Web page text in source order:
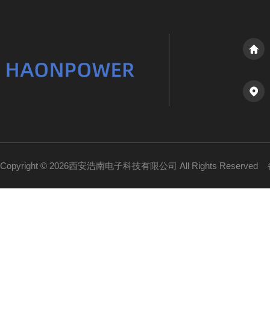
Copyright © 2026西安浩南电子科技有限公司 All Rights Reserved